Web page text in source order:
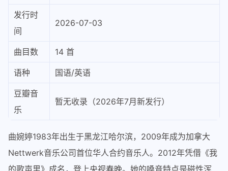
发行时
间
2026-07-03
曲目数 14 首
语种 国语/英语
豆瓣音
乐
暂无收录（2026年7月新发行）
曲婉婷1983年出生于黑龙江哈尔滨，2009年成为加拿大
Nettwerk音乐公司首位华人合约音乐人。2012年凭借《我